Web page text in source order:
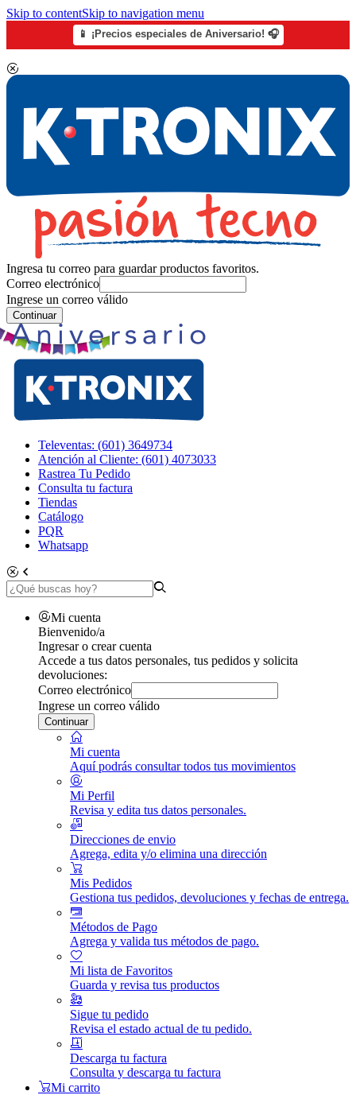
Skip to contentSkip to navigation menu
📱 ¡Precios especiales de Aniversario! 🎧
Ingresa tu correo para guardar productos favoritos.
Correo electrónico
Ingrese un correo válido
Continuar
Televentas: (601) 3649734
Atención al Cliente: (601) 4073033
Rastrea Tu Pedido
Consulta tu factura
Tiendas
Catálogo
PQR
Whatsapp
Mi cuenta
Bienvenido/a
Ingresar o crear cuenta
Accede a tus datos personales, tus pedidos y solicita
devoluciones:
Correo electrónico
Ingrese un correo válido
Continuar
Mi cuenta
Aquí podrás consultar todos tus movimientos
Mi Perfil
Revisa y edita tus datos personales.
Direcciones de envio
Agrega, edita y/o elimina una dirección
Mis Pedidos
Gestiona tus pedidos, devoluciones y fechas de entrega.
Métodos de Pago
Agrega y valida tus métodos de pago.
Mi lista de Favoritos
Guarda y revisa tus productos
Sigue tu pedido
Revisa el estado actual de tu pedido.
Descarga tu factura
Consulta y descarga tu factura
Mi carrito